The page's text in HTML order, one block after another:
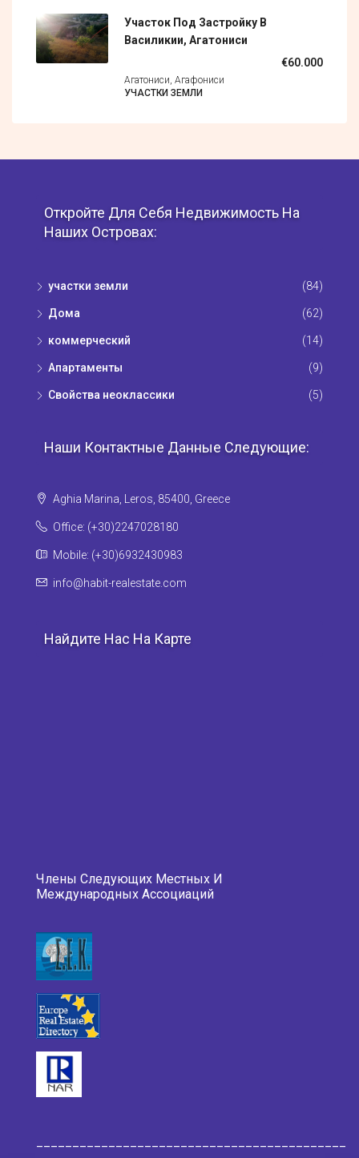
Участок Под Застройку В
Василикии, Агатониси
€60.000
Агатониси, Агафониси
УЧАСТКИ ЗЕМЛИ
Откройте Для Себя Недвижимость На
Наших Островах:
участки земли (84)
Дома (62)
коммерческий (14)
Апартаменты (9)
Свойства неоклассики (5)
Наши Контактные Данные Следующие:
Aghia Marina, Leros, 85400, Greece
Office: (+30)2247028180
Mobile: (+30)6932430983
info@habit-realestate.com
Найдите Нас На Карте
Члены Следующих Местных И
Международных Ассоциаций